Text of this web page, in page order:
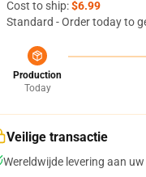
Cost to ship:$6.99
Standard - Order today to
Production
Today
Veilige transactie
Wereldwijde levering aan